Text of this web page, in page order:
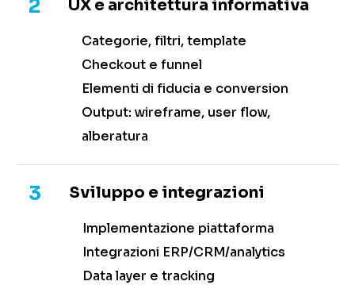
2 UX e architettura informativa
Categorie, filtri, template
Checkout e funnel
Elementi di fiducia e conversion
Output: wireframe, user flow,
alberatura
3 Sviluppo e integrazioni
Implementazione piattaforma
Integrazioni ERP/CRM/analytics
Data layer e tracking